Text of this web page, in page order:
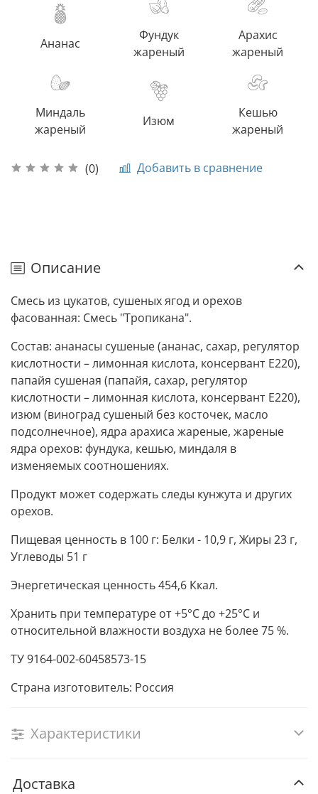
(0) Добавить в сравнение
Ананас
Фундук
жареный
Арахис
жареный
Миндаль
жареный
Изюм
Кешью
жареный
Описание
Смесь из цукатов, сушеных ягод и орехов
фасованная: Смесь "Тропикана".
Состав: ананасы сушеные (ананас, сахар, регулятор
кислотности – лимонная кислота, консервант Е220),
папайя сушеная (папайя, сахар, регулятор
кислотности – лимонная кислота, консервант Е220),
изюм (виноград сушеный без косточек, масло
подсолнечное), ядра арахиса жареные, жареные
ядра орехов: фундука, кешью, миндаля в
изменяемых соотношениях.
Продукт может содержать следы кунжута и других
орехов.
Пищевая ценность в 100 г: Белки - 10,9 г, Жиры 23 г,
Углеводы 51 г
Энергетическая ценность 454,6 Ккал.
Хранить при температуре от +5°С до +25°С и
относительной влажности воздуха не более 75 %.
ТУ 9164-002-60458573-15
Страна изготовитель: Россия
Характеристики
Доставка